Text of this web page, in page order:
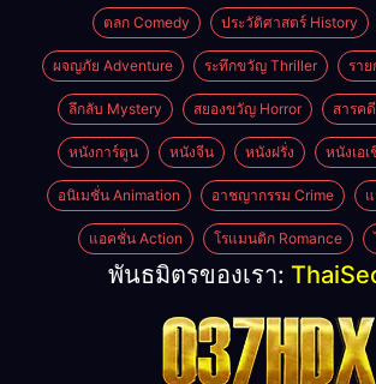
ตลก Comedy ประวัติศาสตร์ History
ผจญภัย Adventure ระทึกขวัญ Thriller ราย
ลึกลับ Mystery สยองขวัญ Horror สารค
หนังการ์ตูน หนังจีน หนังฝรั่ง หนังเอเ
อนิเมชั่น Animation อาชญากรรม Crime
แอคชั่น Action โรแมนติก Romance
พันธมิตรของเรา: